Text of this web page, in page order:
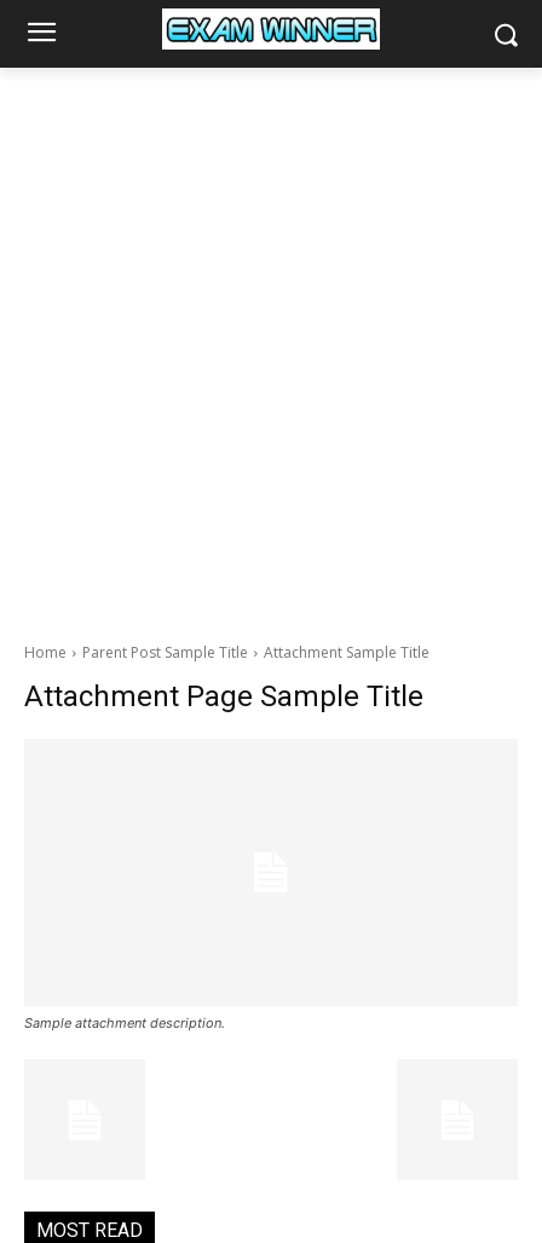
Home Parent Post Sample Title Attachment Sample Title
Attachment Page Sample Title
Sample attachment description.
MOST READ